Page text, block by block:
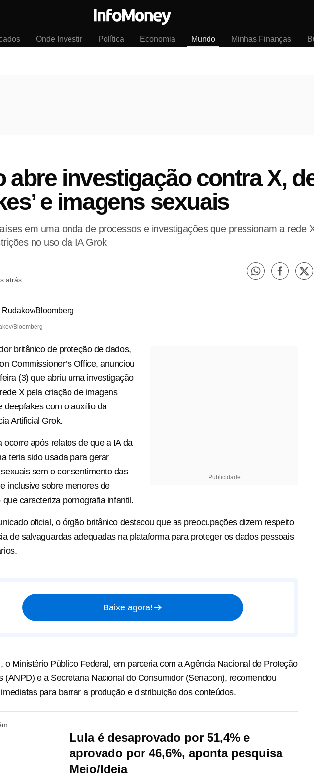
Onde Investir Política Economia Mundo Minhas Finanças
abre investigação contra X,
e imagens sexuais
em uma onda de processos e investigações que pressionam a rede
no uso da IA Grok
atrás
Bloomberg
Publicidade
britânico de proteção de dados,
Commissioner’s Office, anunciou
(3) que abriu uma investigação
X pela criação de imagens
deepfakes com o auxílio da
Artificial Grok.
ocorre após relatos de que a IA da
teria sido usada para gerar
sem o consentimento das
inclusive sobre menores de
que caracteriza pornografia infantil.
oficial, o órgão britânico destacou que as preocupações dizem respeito
de salvaguardas adequadas na plataforma para proteger os dados pessoais
Baixe agora!
o Ministério Público Federal, em parceria com a Agência Nacional de Proteção
(ANPD) e a Secretaria Nacional do Consumidor (Senacon), recomendou
para barrar a produção e distribuição dos conteúdos.
Lula é desaprovado por 51,4% e
aprovado por 46,6%, aponta pesquisa
Meio/Ideia